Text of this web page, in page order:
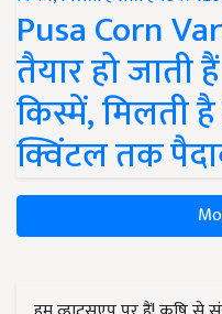
Pusa Corn
तैयार हो जाती
किस्में, मिलती है
क्विंटल तक